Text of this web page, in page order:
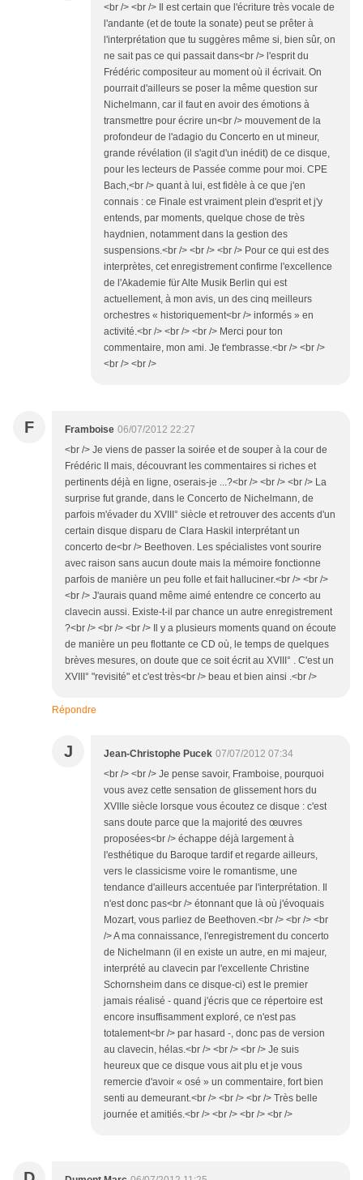
<br /> <br /> Il est certain que l'écriture très vocale de
l'andante (et de toute la sonate) peut se prêter à
l'interprétation que tu suggères même si, bien sûr, on
ne sait pas ce qui passait dans<br /> l'esprit du
Frédéric compositeur au moment où il écrivait. On
pourrait d'ailleurs se poser la même question sur
Nichelmann, car il faut en avoir des émotions à
transmettre pour écrire un<br /> mouvement de la
profondeur de l'adagio du Concerto en ut mineur,
grande révélation (il s'agit d'un inédit) de ce disque,
pour les lecteurs de Passée comme pour moi. CPE
Bach,<br /> quant à lui, est fidèle à ce que j'en
connais : ce Finale est vraiment plein d'esprit et j'y
entends, par moments, quelque chose de très
haydnien, notamment dans la gestion des
suspensions.<br /> <br /> <br /> Pour ce qui est des
interprètes, cet enregistrement confirme l'excellence
de l'Akademie für Alte Musik Berlin qui est
actuellement, à mon avis, un des cinq meilleurs
orchestres « historiquement<br /> informés » en
activité.<br /> <br /> <br /> Merci pour ton
commentaire, mon ami. Je t'embrasse.<br /> <br />
<br /> <br />
F Framboise 06/07/2012 22:27
<br /> Je viens de passer la soirée et de souper à la cour de
Frédéric II mais, découvrant les commentaires si riches et
pertinents déjà en ligne, oserais-je ...?<br /> <br /> <br /> La
surprise fut grande, dans le Concerto de Nichelmann, de
parfois m'évader du XVIII° siècle et retrouver des accents d'un
certain disque disparu de Clara Haskil interprétant un
concerto de<br /> Beethoven. Les spécialistes vont sourire
avec raison sans aucun doute mais la mémoire fonctionne
parfois de manière un peu folle et fait halluciner.<br /> <br />
<br /> J'aurais quand même aimé entendre ce concerto au
clavecin aussi. Existe-t-il par chance un autre enregistrement
?<br /> <br /> <br /> Il y a plusieurs moments quand on écoute
de manière un peu flottante ce CD où, le temps de quelques
brèves mesures, on doute que ce soit écrit au XVIII° . C'est un
XVIII° "revisité" et c'est très<br /> beau et bien ainsi .<br />
Répondre
J Jean-Christophe Pucek 07/07/2012 07:34
<br /> <br /> Je pense savoir, Framboise, pourquoi
vous avez cette sensation de glissement hors du
XVIIIe siècle lorsque vous écoutez ce disque : c'est
sans doute parce que la majorité des œuvres
proposées<br /> échappe déjà largement à
l'esthétique du Baroque tardif et regarde ailleurs,
vers le classicisme voire le romantisme, une
tendance d'ailleurs accentuée par l'interprétation. Il
n'est donc pas<br /> étonnant que là où j'évoquais
Mozart, vous parliez de Beethoven.<br /> <br /> <br
/> A ma connaissance, l'enregistrement du concerto
de Nichelmann (il en existe un autre, en mi majeur,
interprété au clavecin par l'excellente Christine
Schornsheim dans ce disque-ci) est le premier
jamais réalisé - quand j'écris que ce répertoire est
encore insuffisamment exploré, ce n'est pas
totalement<br /> par hasard -, donc pas de version
au clavecin, hélas.<br /> <br /> <br /> Je suis
heureux que ce disque vous ait plu et je vous
remercie d'avoir « osé » un commentaire, fort bien
senti au demeurant.<br /> <br /> <br /> Très belle
journée et amitiés.<br /> <br /> <br /> <br />